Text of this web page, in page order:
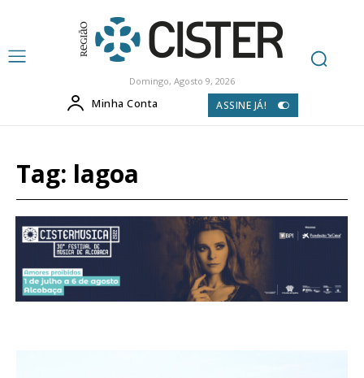
Domingo, Agosto 9, 2026
Minha Conta ASSINE JÁ!
Tag: lagoa